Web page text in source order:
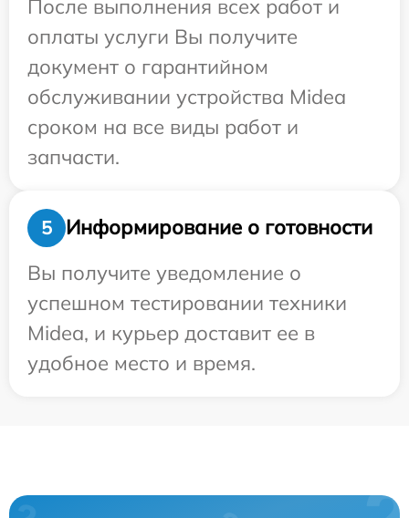
После выполнения всех работ и
оплаты услуги Вы получите
документ о гарантийном
обслуживании устройства Midea
сроком на все виды работ и
запчасти.
5
Информирование о готовности
Вы получите уведомление о
успешном тестировании техники
Midea, и курьер доставит ее в
удобное место и время.